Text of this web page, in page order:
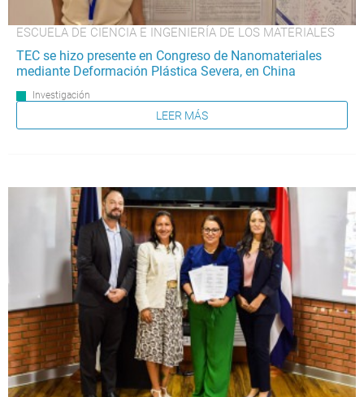
ESCUELA DE CIENCIA E INGENIERÍA DE LOS MATERIALES
TEC se hizo presente en Congreso de Nanomateriales
mediante Deformación Plástica Severa, en China
Investigación
LEER MÁS